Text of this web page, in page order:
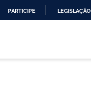
PARTICIPE LEGISLAÇÃO